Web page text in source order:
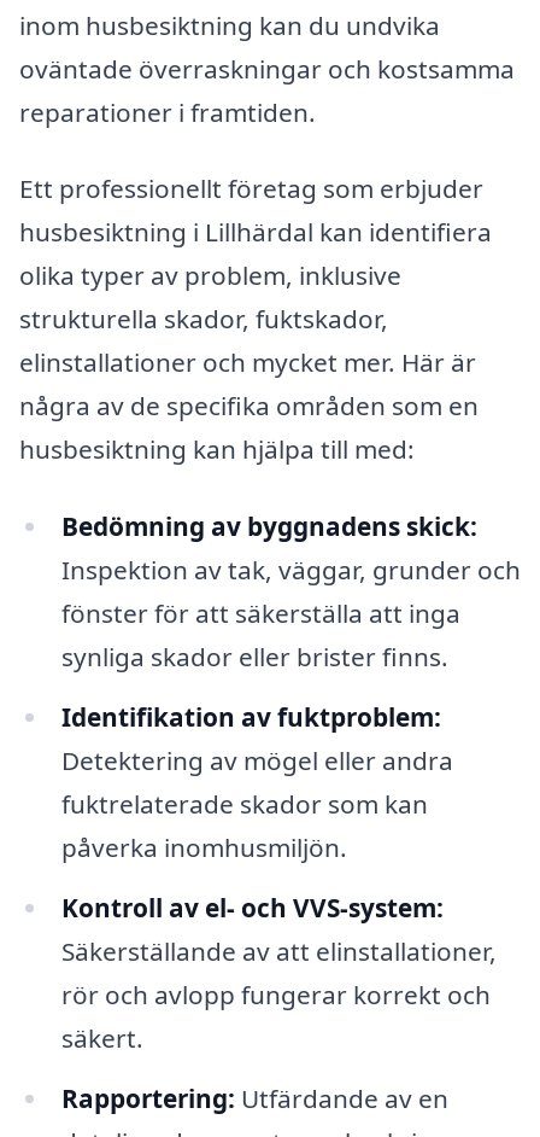
inom husbesiktning kan du undvika
oväntade överraskningar och kostsamma
reparationer i framtiden.
Ett professionellt företag som erbjuder
husbesiktning i Lillhärdal kan identifiera
olika typer av problem, inklusive
strukturella skador, fuktskador,
elinstallationer och mycket mer. Här är
några av de specifika områden som en
husbesiktning kan hjälpa till med:
Bedömning av byggnadens skick:
Inspektion av tak, väggar, grunder och
fönster för att säkerställa att inga
synliga skador eller brister finns.
Identifikation av fuktproblem:
Detektering av mögel eller andra
fuktrelaterade skador som kan
påverka inomhusmiljön.
Kontroll av el- och VVS-system:
Säkerställande av att elinstallationer,
rör och avlopp fungerar korrekt och
säkert.
Rapportering: Utfärdande av en